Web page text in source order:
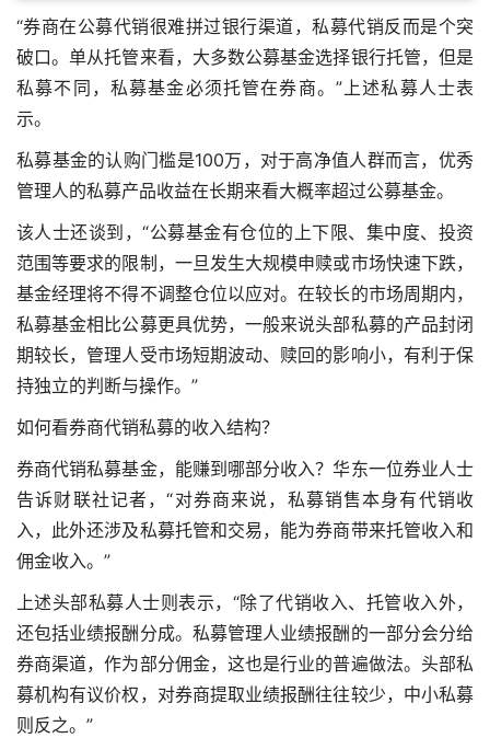
“券商在公募代销很难拼过银行渠道，私募代销反而是个突
破口。单从托管来看，大多数公募基金选择银行托管，但是
私募不同，私募基金必须托管在券商。”上述私募人士表
示。
私募基金的认购门槛是100万，对于高净值人群而言，优秀
管理人的私募产品收益在长期来看大概率超过公募基金。
该人士还谈到，“公募基金有仓位的上下限、集中度、投资
范围等要求的限制，一旦发生大规模申赎或市场快速下跌，
基金经理将不得不调整仓位以应对。在较长的市场周期内，
私募基金相比公募更具优势，一般来说头部私募的产品封闭
期较长，管理人受市场短期波动、赎回的影响小，有利于保
持独立的判断与操作。”
如何看券商代销私募的收入结构？
券商代销私募基金，能赚到哪部分收入？华东一位券业人士
告诉财联社记者，“对券商来说，私募销售本身有代销收
入，此外还涉及私募托管和交易，能为券商带来托管收入和
佣金收入。”
上述头部私募人士则表示，“除了代销收入、托管收入外，
还包括业绩报酬分成。私募管理人业绩报酬的一部分会分给
券商渠道，作为部分佣金，这也是行业的普遍做法。头部私
募机构有议价权，对券商提取业绩报酬往往较少，中小私募
则反之。”